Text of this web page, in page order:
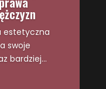
estetyczna
swoje
bardziej...